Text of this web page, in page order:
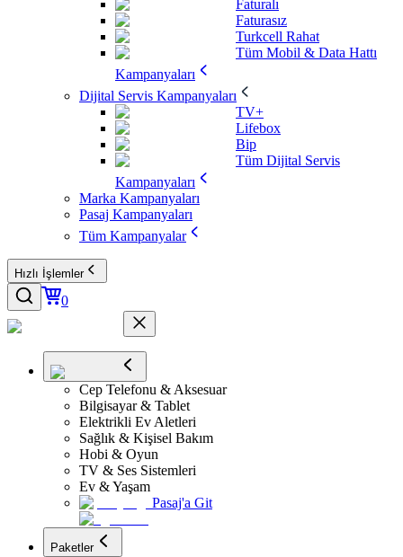
Faturalı
Faturasız
Turkcell Rahat
Tüm Mobil & Data Hattı
Kampanyaları
Dijital Servis Kampanyaları
TV+
Lifebox
Bip
Tüm Dijital Servis
Kampanyaları
Marka Kampanyaları
Pasaj Kampanyaları
Tüm Kampanyalar
Hızlı İşlemler
0
Cep Telefonu & Aksesuar
Bilgisayar & Tablet
Elektrikli Ev Aletleri
Sağlık & Kişisel Bakım
Hobi & Oyun
TV & Ses Sistemleri
Ev & Yaşam
Pasaj'a Git
Paketler